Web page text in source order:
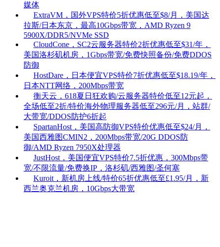
媒体
ExtraVM，国外VPS特价5折优惠低至$8/月，美国达
拉斯/日本东京，最高10Gbps带宽，AMD Ryzen 9
5900X/DDR5/NVMe SSD
CloudCone，SC2云服务器特价2折优惠低至$31/年，
美国洛杉矶机房，1Gbps带宽/免费快照备份/免费DDOS
防御
HostDare，日本便宜VPS特价7折优惠低至$18.19/年，
日本NTT网络，200Mbps带宽
衡天云，618夏日狂欢购/云服务器特价低至12元起，
全场低至2折/特价海外物理服务器低至296元/月，站群/
大带宽/DDOS防护6折起
SpartanHost，美国高防御VPS特价优惠低至$24/月，
美国西雅图CMIN2，200Mbps带宽/20G DDOS防
御/AMD Ryzen 7950X处理器
JustHost，美国便宜VPS特价7.5折优惠，300Mbps带
宽/不限流量/免费换IP，洛杉矶/西雅图/圣何塞
Kuroit，新机房上线/特价65折优惠低至£1.95/月，新
西兰奥克兰机房，10Gbps大带宽